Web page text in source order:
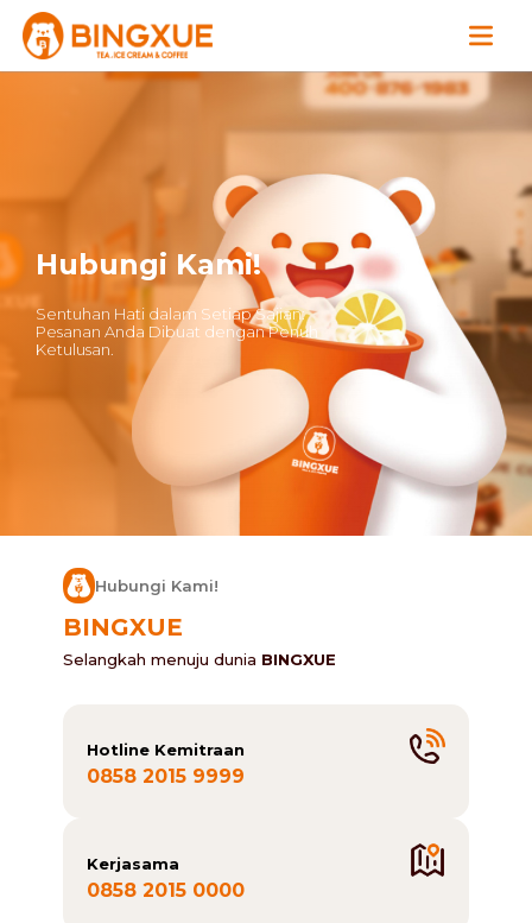
Hubungi Kami!
Sentuhan Hati dalam Setiap Sajian:
Pesanan Anda Dibuat dengan Penuh
Ketulusan.
Hubungi Kami!
BINGXUE
Selangkah menuju dunia BINGXUE
Hotline Kemitraan
0858 2015 9999
Kerjasama
0858 2015 0000